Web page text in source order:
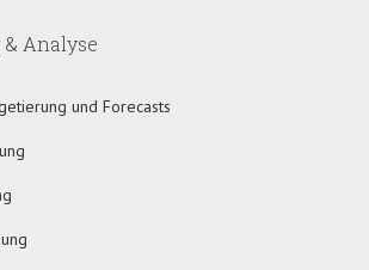
Analyse
und Forecasts